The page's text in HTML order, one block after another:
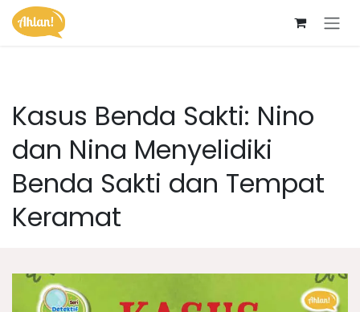
Skip ke Konten
Kasus Benda Sakti: Nino
dan Nina Menyelidiki
Benda Sakti dan Tempat
Keramat